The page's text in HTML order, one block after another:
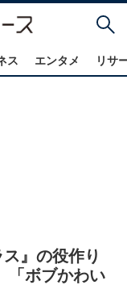
ス エンタメ リサ
』の役作り
「ボブかわい